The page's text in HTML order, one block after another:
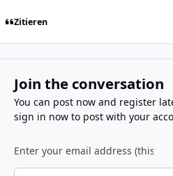
Zitieren
Join the conversation
You can post now and register
sign in nowto post with your